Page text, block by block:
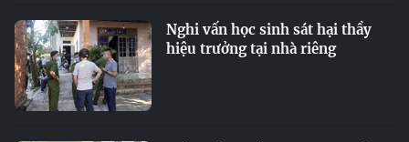
Nghi vấn học sinh sát hại thầy
hiệu trưởng tại nhà riêng